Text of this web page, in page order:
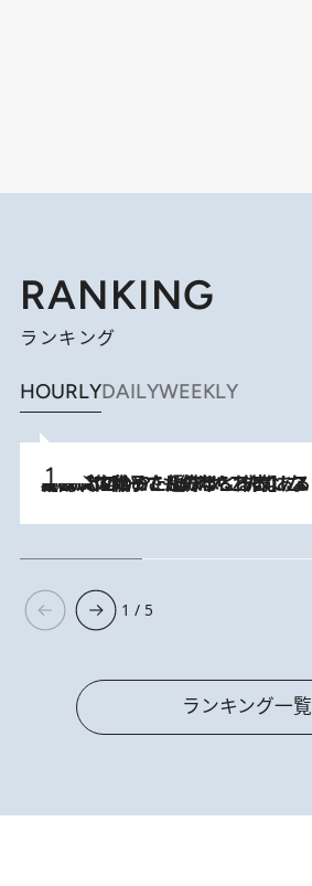
RANKING
ランキング
HOURLYDAILYWEEKLY
2026.8.5
【阿川佐和子さんの年とる力】なぜ70代で始めた趣味は“こんなに楽しい”のか？ ピアノ、俳句…スランプに陥っても続けられる“ある秘訣”とは
1 / 5
ランキング一覧